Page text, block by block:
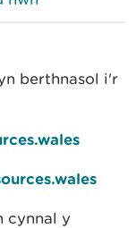
berthnasol i'r
cynnal y